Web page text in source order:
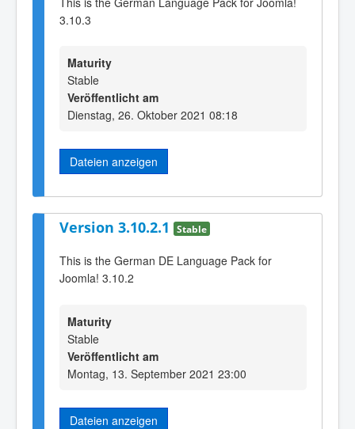
3.10.3
Maturity
Stable
Veröffentlicht am
Dienstag, 26. Oktober 2021 08:18
Dateien anzeigen
Version 3.10.2.1 Stable
This is the German DE Language Pack for
Joomla! 3.10.2
Maturity
Stable
Veröffentlicht am
Montag, 13. September 2021 23:00
Dateien anzeigen